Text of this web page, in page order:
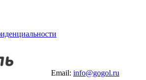
Email: info@gogol.ru